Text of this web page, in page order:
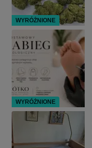
WYRÓŻNIONE
WYRÓŻNIONE